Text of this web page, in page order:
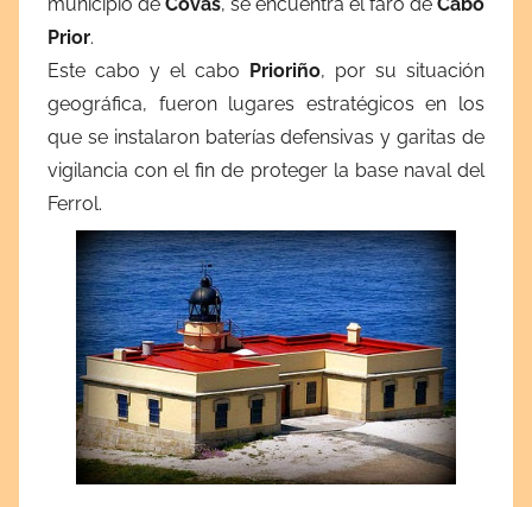
Prior.
Este cabo y el cabo Prioriño, por su situación
geográfica, fueron lugares estratégicos en los
que se instalaron baterías defensivas y garitas de
vigilancia con el fin de proteger la base naval del
Ferrol.